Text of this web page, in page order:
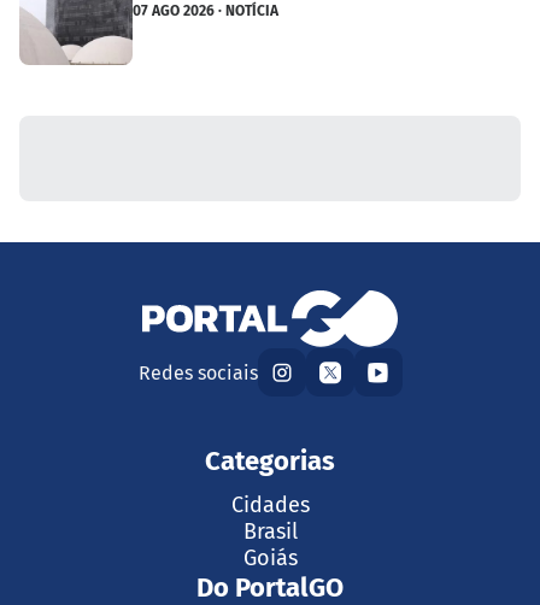
07 AGO 2026 · NOTÍCIA
Redes sociais
Categorias
Cidades
Brasil
Goiás
Do PortalGO